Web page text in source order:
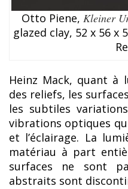
Otto Piene, Kleiner
glazed clay, 52 x 56 x
Heinz Mack, quant
des reliefs, les
les subtiles
vibrations optiques
et l’éclairage. La
matériau à part
surfaces ne sont
abstraits sont